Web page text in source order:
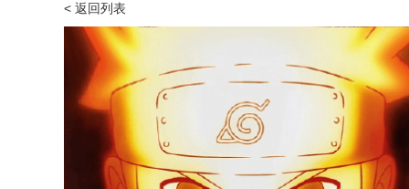
< 返回列表